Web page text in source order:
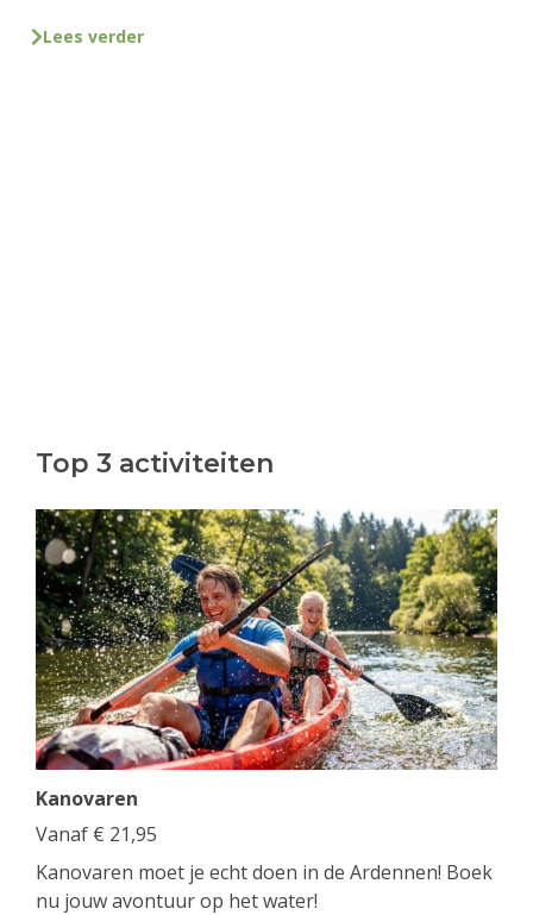
Lees verder
Top 3 activiteiten
Kanovaren
Vanaf € 21,95
Kanovaren moet je echt doen in de Ardennen! Boek
nu jouw avontuur op het water!